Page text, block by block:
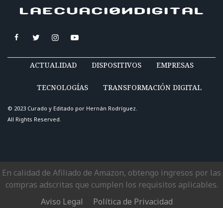
ACTUALIDAD DISPOSITIVOS EMPRESAS
TECNOLOGÍAS TRANSFORMACIÓN DIGITAL
© 2023 Curado y Editado por Hernán Rodríguez.
All Rights Reserved.
En calidad de Afiliado de Amazon, obtengo ingresos por las
compras adscritas que cumplen los requisitos aplicables.
Aviso Legal
Política de Privacidad